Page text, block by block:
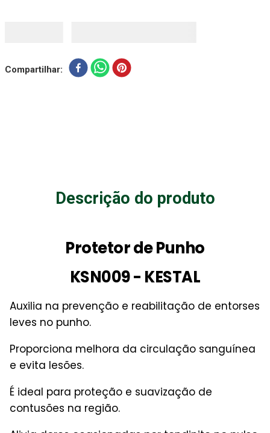
Compartilhar
Descrição do produto
Protetor de Punho
KSN009 - KESTAL
Auxilia na prevenção e reabilitação de entorses
leves no punho.
Proporciona melhora da circulação sanguínea
e evita lesões.
É ideal para proteção e suavização de
contusões na região.